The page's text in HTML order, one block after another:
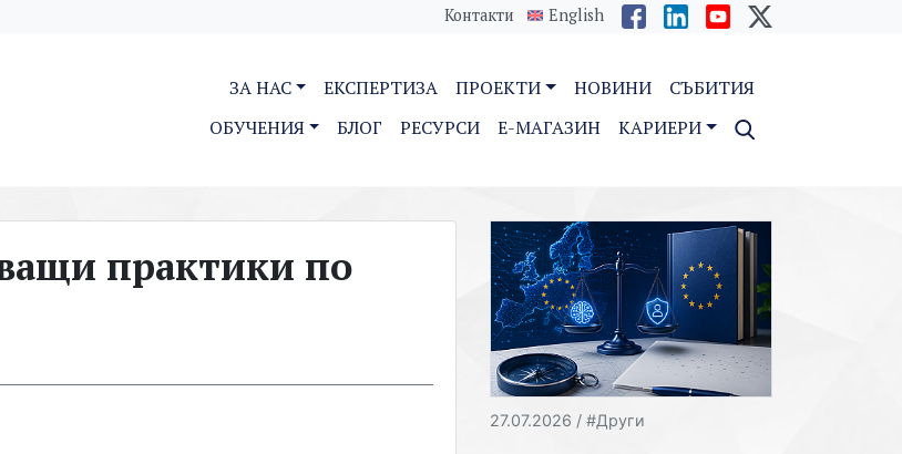
Контакти English
ЗА НАС ЕКСПЕРТИЗА ПРОЕКТИ НОВИНИ
СЪБИТИЯ
ОБУЧЕНИЯ
БЛОГ РЕСУРСИ E-МАГАЗИН КАРИЕРИ
практики по
27.07.2026 / #Други